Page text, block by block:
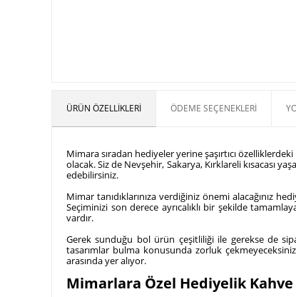
ÜRÜN ÖZELLIKLERI ÖDEME SEÇENEKLERI
Mimara sıradan hediyeler yerine şaşırtıcı
olacak. Siz de Nevşehir, Sakarya, Kırklareli kısacası
edebilirsiniz.
Mimar tanıdıklarınıza verdiğiniz önemi alacağınız
Seçiminizi son derece ayrıcalıklı bir şekilde
vardır.
Gerek sunduğu bol ürün çeşitliliği ile gerekse de
tasarımlar bulma konusunda zorluk
arasında yer alıyor.
Mimarlara Özel Hediyelik